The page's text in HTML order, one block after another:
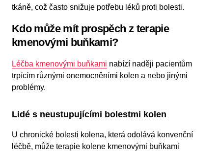
tkáně, což často snižuje potřebu léků proti bolesti.
Kdo může mít prospěch z terapie
kmenovými buňkami?
Léčba kmenovými buňkami nabízí naději pacientům
trpícím různými onemocněními kolen a nebo jinými
problémy.
Lidé s neustupujícími bolestmi kolen
U chronické bolesti kolena, která odolává konvenční
léčbě, může terapie kolene kmenovými buňkami